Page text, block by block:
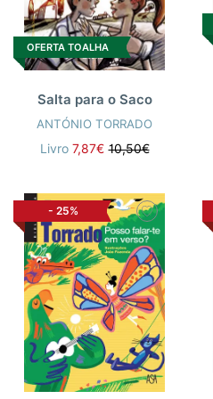
OFERTA TOALHA
Salta para o Saco
ANTÓNIO TORRADO
Livro 7,87€ 10,50€
- 25%